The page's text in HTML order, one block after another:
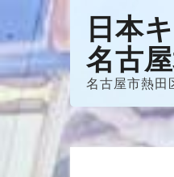
to
content
日本
名古
名古屋市熱田